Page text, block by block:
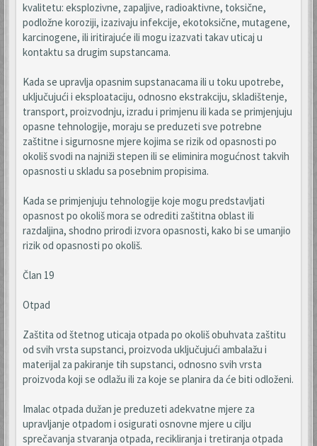
kvalitetu: eksplozivne, zapaljive, radioaktivne, toksične,
podložne koroziji, izazivaju infekcije, ekotoksične, mutagene,
karcinogene, ili iritirajuće ili mogu izazvati takav uticaj u
kontaktu sa drugim supstancama.
Kada se upravlja opasnim supstanacama ili u toku upotrebe,
uključujući i eksploataciju, odnosno ekstrakciju, skladištenje,
transport, proizvodnju, izradu i primjenu ili kada se primjenjuju
opasne tehnologije, moraju se preduzeti sve potrebne
zaštitne i sigurnosne mjere kojima se rizik od opasnosti po
okoliš svodi na najniži stepen ili se eliminira mogućnost takvih
opasnosti u skladu sa posebnim propisima.
Kada se primjenjuju tehnologije koje mogu predstavljati
opasnost po okoliš mora se odrediti zaštitna oblast ili
razdaljina, shodno prirodi izvora opasnosti, kako bi se umanjio
rizik od opasnosti po okoliš.
Član 19
Otpad
Zaštita od štetnog uticaja otpada po okoliš obuhvata zaštitu
od svih vrsta supstanci, proizvoda uključujući ambalažu i
materijal za pakiranje tih supstanci, odnosno svih vrsta
proizvoda koji se odlažu ili za koje se planira da će biti odloženi.
Imalac otpada dužan je preduzeti adekvatne mjere za
upravljanje otpadom i osigurati osnovne mjere u cilju
sprečavanja stvaranja otpada, recikliranja i tretiranja otpada